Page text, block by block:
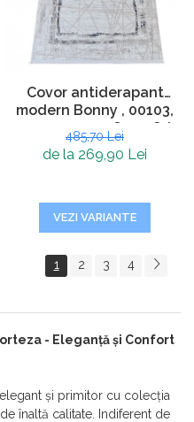
Covor antiderapant
modern Bonny , 00103,
200 x 290 cm, Crem Gri,
Grosime 5mm
485,70 Lei
de la 269,90 Lei
VEZI VARIANTE
1 2 3 4
- Eleganță și Confort
și primitor cu colecția
înaltă calitate. Indiferent de